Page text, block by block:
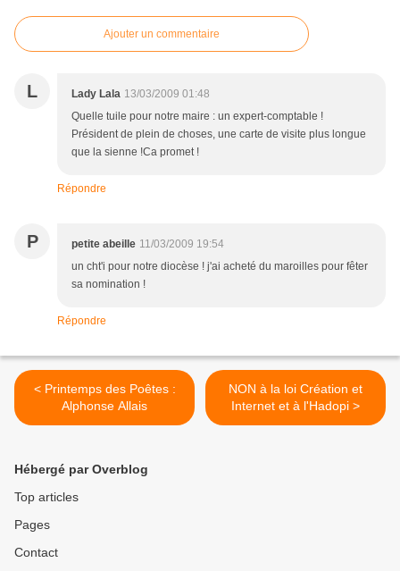
Ajouter un commentaire
L Lady Lala 13/03/2009 01:48
Quelle tuile pour notre maire : un expert-comptable !
Président de plein de choses, une carte de visite plus longue
que la sienne !Ca promet !
Répondre
P petite abeille 11/03/2009 19:54
un cht'i pour notre diocèse ! j'ai acheté du maroilles pour fêter
sa nomination !
Répondre
< Printemps des Poêtes :
Alphonse Allais
NON à la loi Création et
Internet et à l'Hadopi >
Hébergé par Overblog
Top articles
Pages
Contact